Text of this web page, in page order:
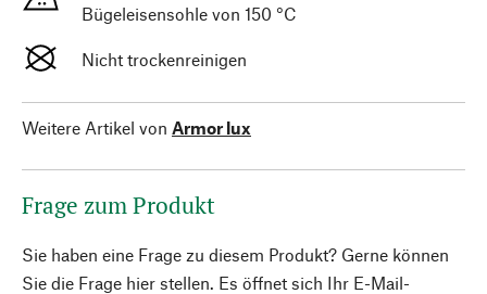
Bügeleisensohle von 150 °C
Nicht trockenreinigen
Weitere Artikel von Armor lux
Frage zum Produkt
Sie haben eine Frage zu diesem Produkt? Gerne können
Sie die Frage hier stellen. Es öffnet sich Ihr E-Mail-